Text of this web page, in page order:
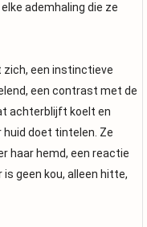
ademhaling die ze
zich, een instinctieve
een contrast met de
achterblijft koelt en
huid doet tintelen. Ze
haar hemd, een reactie
geen kou, alleen hitte,